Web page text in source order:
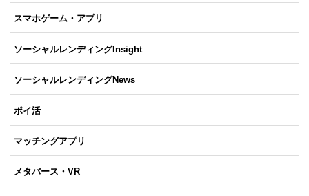
スマホゲーム・アプリ
ソーシャルレンディングInsight
ソーシャルレンディングNews
ポイ活
マッチングアプリ
メタバース・VR